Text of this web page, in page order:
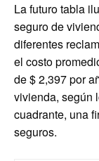
La futuro tabla
seguro de
diferentes
el costo
de $ 2,397 por
vivienda, según
cuadrante, una
seguros.